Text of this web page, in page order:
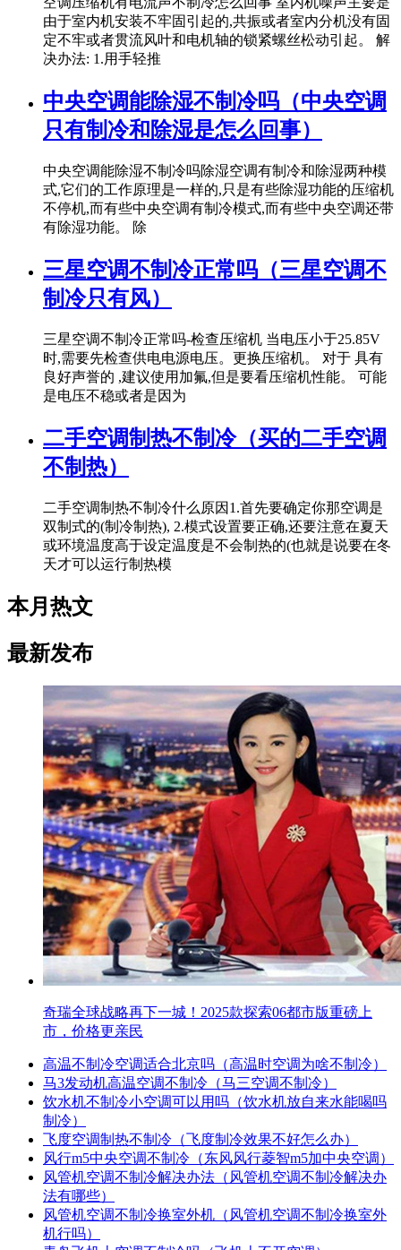
由于室内机安装不牢固引起的,共振或者室内分机没有固
定不牢或者贯流风叶和电机轴的锁紧螺丝松动引起。 解
决办法: 1.用手轻推
中央空调能除湿不制冷吗（中央空调
只有制冷和除湿是怎么回事）
中央空调能除湿不制冷吗除湿空调有制冷和除湿两种模
式,它们的工作原理是一样的,只是有些除湿功能的压缩机
不停机,而有些中央空调有制冷模式,而有些中央空调还带
有除湿功能。 除
三星空调不制冷正常吗（三星空调不
制冷只有风）
三星空调不制冷正常吗-检查压缩机 当电压小于25.85V
时,需要先检查供电电源电压。更换压缩机。 对于 具有
良好声誉的 ,建议使用加氟,但是要看压缩机性能。 可能
是电压不稳或者是因为
二手空调制热不制冷（买的二手空调
不制热）
二手空调制热不制冷什么原因1.首先要确定你那空调是
双制式的(制冷制热), 2.模式设置要正确,还要注意在夏天
或环境温度高于设定温度是不会制热的(也就是说要在冬
天才可以运行制热模
本月热文
最新发布
奇瑞全球战略再下一城！2025款探索06都市版重磅上
市，价格更亲民
高温不制冷空调适合北京吗（高温时空调为啥不制冷）
马3发动机高温空调不制冷（马三空调不制冷）
饮水机不制冷小空调可以用吗（饮水机放自来水能喝吗
制冷）
飞度空调制热不制冷（飞度制冷效果不好怎么办）
风行m5中央空调不制冷（东风风行菱智m5加中央空调）
风管机空调不制冷解决办法（风管机空调不制冷解决办
法有哪些）
风管机空调不制冷换室外机（风管机空调不制冷换室外
机行吗）